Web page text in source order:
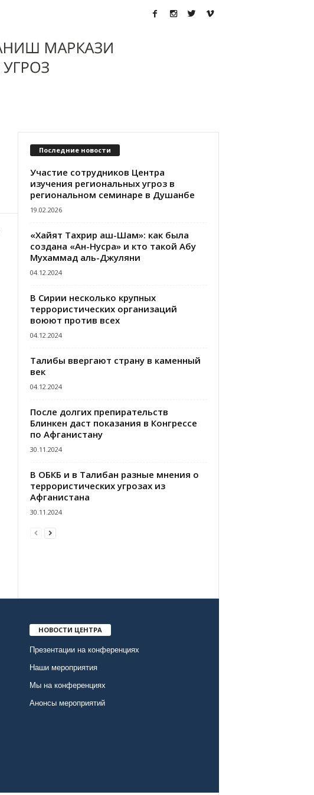
Последние новости
Участие сотрудников Центра
изучения региональных угроз в
региональном семинаре в Душанбе
19.02.2026
«Хайят Тахрир аш-Шам»: как была
создана «Ан-Нусра» и кто такой Абу
Мухаммад аль-Джуляни
04.12.2024
В Сирии несколько крупных
террористических организаций
воюют против всех
04.12.2024
Талибы ввергают страну в каменный
век
04.12.2024
После долгих препирательств
Блинкен даст показания в Конгрессе
по Афганистану
30.11.2024
В ОБКБ и в Талибан разные мнения о
террористических угрозах из
Афганистана
30.11.2024
НОВОСТИ ЦЕНТРА
Презентации на конференциях
Наши мероприятия
Мы на конференциях
Анонсы мероприятий